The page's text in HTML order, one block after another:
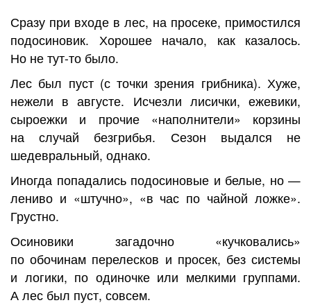
Сразу при входе в лес, на просеке, примостился
подосиновик. Хорошее начало, как казалось.
Но не тут-то было.
Лес был пуст (с точки зрения грибника). Хуже,
нежели в августе. Исчезли лисички, ежевики,
сыроежки и прочие «наполнители» корзины
на случай безгрибья. Сезон выдался не
шедевральный, однако.
Иногда попадались подосиновые и белые, но —
лениво и «штучно», «в час по чайной ложке».
Грустно.
Осиновики загадочно «кучковались»
по обочинам перелесков и просек, без системы
и логики, по одиночке или мелкими группами.
А лес был пуст, совсем.